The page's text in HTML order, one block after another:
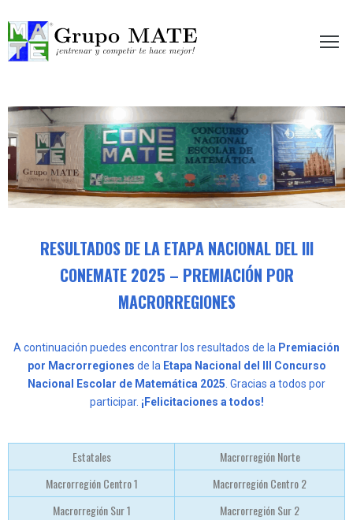
te hace mejor!
RESULTADOS DE LA ETAPA NACIONAL DEL III
CONEMATE 2025 – PREMIACIÓN POR
MACRORREGIONES
A continuación puedes encontrar los resultados de la Premiación
por Macrorregiones de la Etapa Nacional del III Concurso
Nacional Escolar de Matemática 2025. Gracias a todos por
participar. ¡Felicitaciones a todos!
Estatales
Macrorregión Norte
Macrorregión Centro 1
Macrorregión Centro 2
Macrorregión Sur 1
Macrorregión Sur 2